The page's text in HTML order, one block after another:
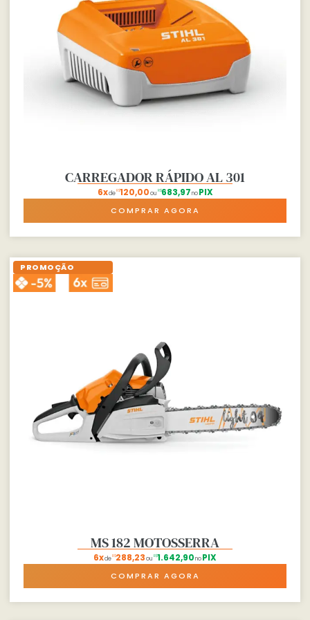
CARREGADOR RÁPIDO AL 301
6xdeR$120,00ou R$683,97no PIX
COMPRAR AGORA
MS 182 MOTOSSERRA
6xdeR$288,23ou R$1.642,90noPIX
COMPRAR AGORA
PROMOÇÃO